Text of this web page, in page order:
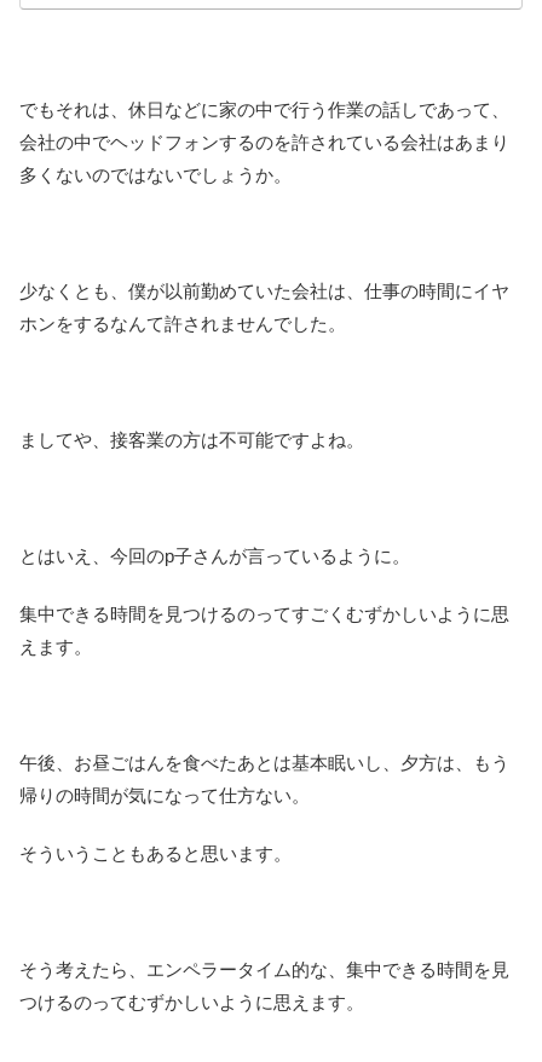
でもそれは、休日などに家の中で行う作業の話しであって、
会社の中でヘッドフォンするのを許されている会社はあまり
多くないのではないでしょうか。
少なくとも、僕が以前勤めていた会社は、仕事の時間にイヤ
ホンをするなんて許されませんでした。
ましてや、接客業の方は不可能ですよね。
とはいえ、今回のp子さんが言っているように。
集中できる時間を見つけるのってすごくむずかしいように思
えます。
午後、お昼ごはんを食べたあとは基本眠いし、夕方は、もう
帰りの時間が気になって仕方ない。
そういうこともあると思います。
そう考えたら、エンペラータイム的な、集中できる時間を見
つけるのってむずかしいように思えます。